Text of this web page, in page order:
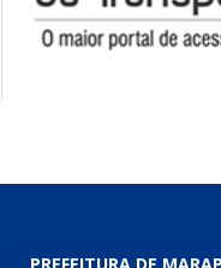
PREFEITURA DE